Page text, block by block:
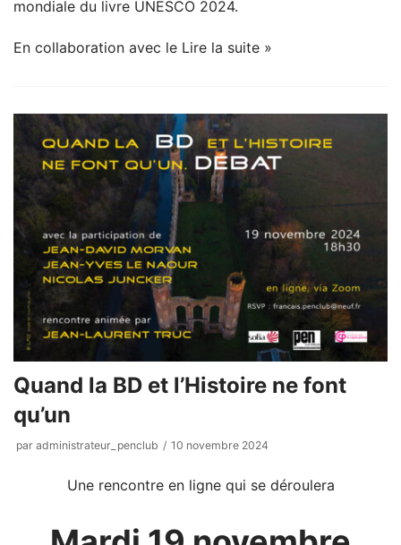
mondiale du livre UNESCO 2024.
En collaboration avec le Lire la suite »
Quand la BD et l’Histoire ne font
qu’un
par administrateur_penclub 10 novembre 2024
Une rencontre en ligne qui se déroulera